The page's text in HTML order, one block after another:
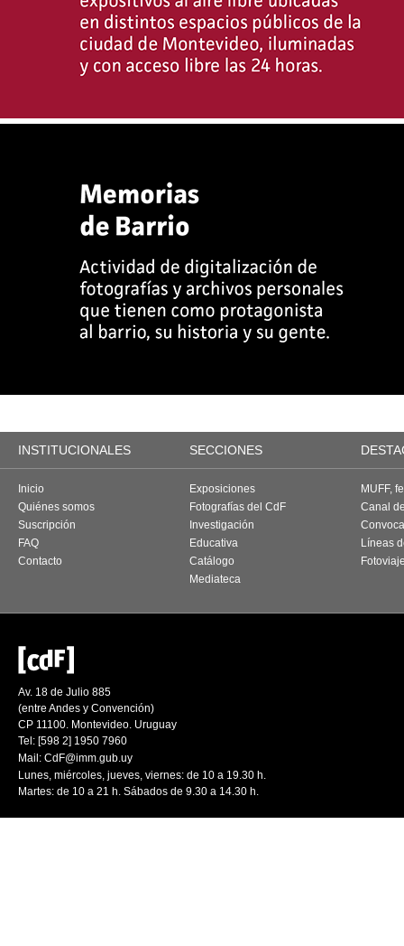
INSTITUCIONALES SECCIONES
Inicio
Quiénes somos
Suscripción
FAQ
Contacto
Exposiciones
Fotografías del CdF
Investigación
Educativa
Catálogo
Mediateca
MUFF,
Canal
Líneas
Av. 18 de Julio 885
(entre Andes y Convención)
CP 11100. Montevideo. Uruguay
Tel: [598 2] 1950 7960
Mail: CdF@imm.gub.uy
Lunes, miércoles, jueves, viernes: de 10 a 19.30 h.
Martes: de 10 a 21 h. Sábados de 9.30 a 14.30 h.